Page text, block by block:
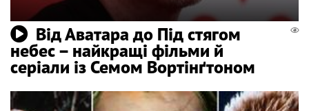
Від Аватара до Під стягом
небес – найкращі фільми й
серіали із Семом Вортінґтоном